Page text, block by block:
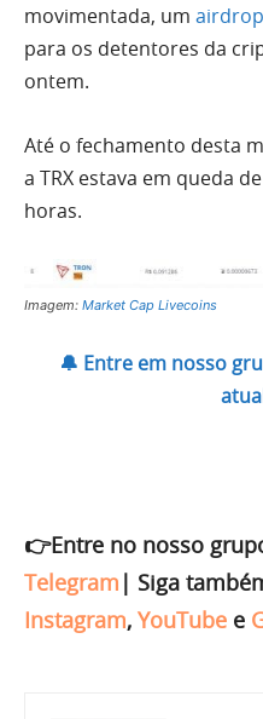
movimentada, um
para os detentores da
ontem.
Até o fechamento desta
a TRX estava em queda de
horas.
Imagem: Market Cap Livecoins
🔔 Entre em nosso
👉Entre no nosso
Telegram | Siga
Instagram, YouTube e